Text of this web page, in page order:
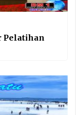
Pelatihan